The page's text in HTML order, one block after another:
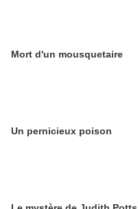
Mort d'un mousquetaire
Un pernicieux poison